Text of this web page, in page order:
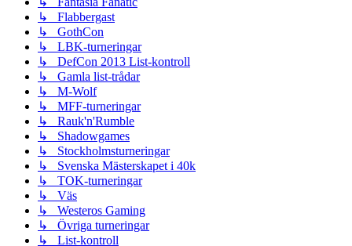
↳ Flabbergast
↳ GothCon
↳ LBK-turneringar
↳ DefCon 2013 List-kontroll
↳ Gamla list-trådar
↳ M-Wolf
↳ MFF-turneringar
↳ Rauk'n'Rumble
↳ Shadowgames
↳ Stockholmsturneringar
↳ Svenska Mästerskapet i 40k
↳ TOK-turneringar
↳ Väs
↳ Westeros Gaming
↳ Övriga turneringar
↳ List-kontroll